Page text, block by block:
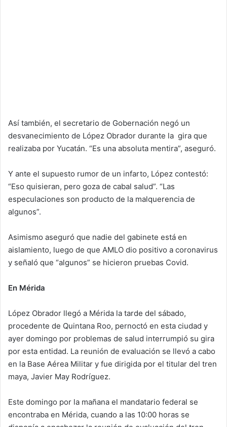
Así también, el secretario de Gobernación negó un
desvanecimiento de López Obrador durante la gira que
realizaba por Yucatán. “Es una absoluta mentira”, aseguró.
Y ante el supuesto rumor de un infarto, López contestó:
“Eso quisieran, pero goza de cabal salud”. “Las
especulaciones son producto de la malquerencia de
algunos”.
Asimismo aseguró que nadie del gabinete está en
aislamiento, luego de que AMLO dio positivo a coronavirus
y señaló que “algunos” se hicieron pruebas Covid.
En Mérida
López Obrador llegó a Mérida la tarde del sábado,
procedente de Quintana Roo, pernoctó en esta ciudad y
ayer domingo por problemas de salud interrumpió su gira
por esta entidad. La reunión de evaluación se llevó a cabo
en la Base Aérea Militar y fue dirigida por el titular del tren
maya, Javier May Rodríguez.
Este domingo por la mañana el mandatario federal se
encontraba en Mérida, cuando a las 10:00 horas se